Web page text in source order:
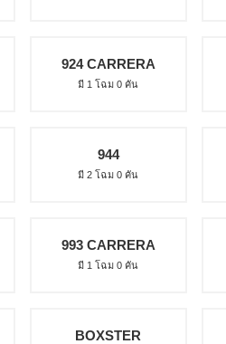
924 CARRERA
มี 1 โฉม 0 คัน
944
มี 2 โฉม 0 คัน
993 CARRERA
มี 1 โฉม 0 คัน
BOXSTER